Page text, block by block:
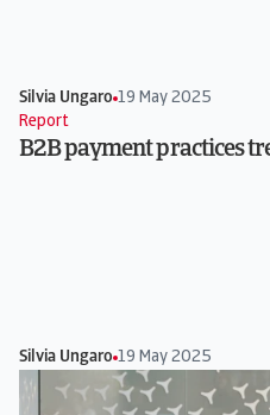
Silvia Ungaro 19 May 2025
Report
B2B payment practices
Silvia Ungaro 19 May 2025